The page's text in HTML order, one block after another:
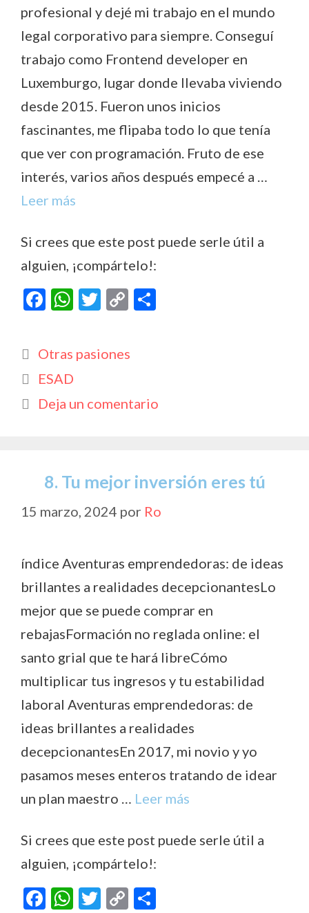
profesional y dejé mi trabajo en el mundo
legal corporativo para siempre. Conseguí
trabajo como Frontend developer en
Luxemburgo, lugar donde llevaba viviendo
desde 2015. Fueron unos inicios
fascinantes, me flipaba todo lo que tenía
que ver con programación. Fruto de ese
interés, varios años después empecé a …
Leer más
Si crees que este post puede serle útil a
alguien, ¡compártelo!:
F
e
b
o
o
W
s
p
T
er
C
y
n ti
Categorías
Otras pasiones
Etiquetas
ESAD
Deja un comentario
8. Tu mejor inversión eres tú
15 marzo, 2024 por Ro
índice Aventuras emprendedoras: de ideas
brillantes a realidades decepcionantesLo
mejor que se puede comprar en
rebajasFormación no reglada online: el
santo grial que te hará libreCómo
multiplicar tus ingresos y tu estabilidad
laboral Aventuras emprendedoras: de
ideas brillantes a realidades
decepcionantesEn 2017, mi novio y yo
pasamos meses enteros tratando de idear
un plan maestro … Leer más
Si crees que este post puede serle útil a
alguien, ¡compártelo!:
F
W T
C